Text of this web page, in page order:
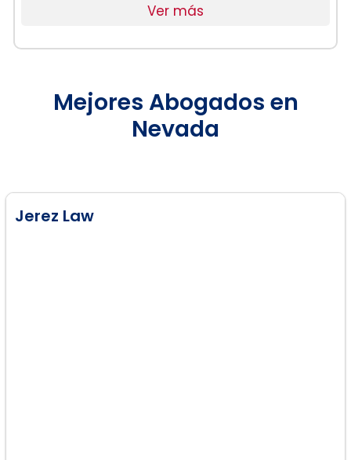
Ver más
Mejores Abogados en
Nevada
Jerez Law